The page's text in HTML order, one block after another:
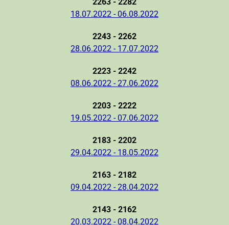
18.07.2022 - 06.08.2022
2243 - 2262
28.06.2022 - 17.07.2022
2223 - 2242
08.06.2022 - 27.06.2022
2203 - 2222
19.05.2022 - 07.06.2022
2183 - 2202
29.04.2022 - 18.05.2022
2163 - 2182
09.04.2022 - 28.04.2022
2143 - 2162
20.03.2022 - 08.04.2022